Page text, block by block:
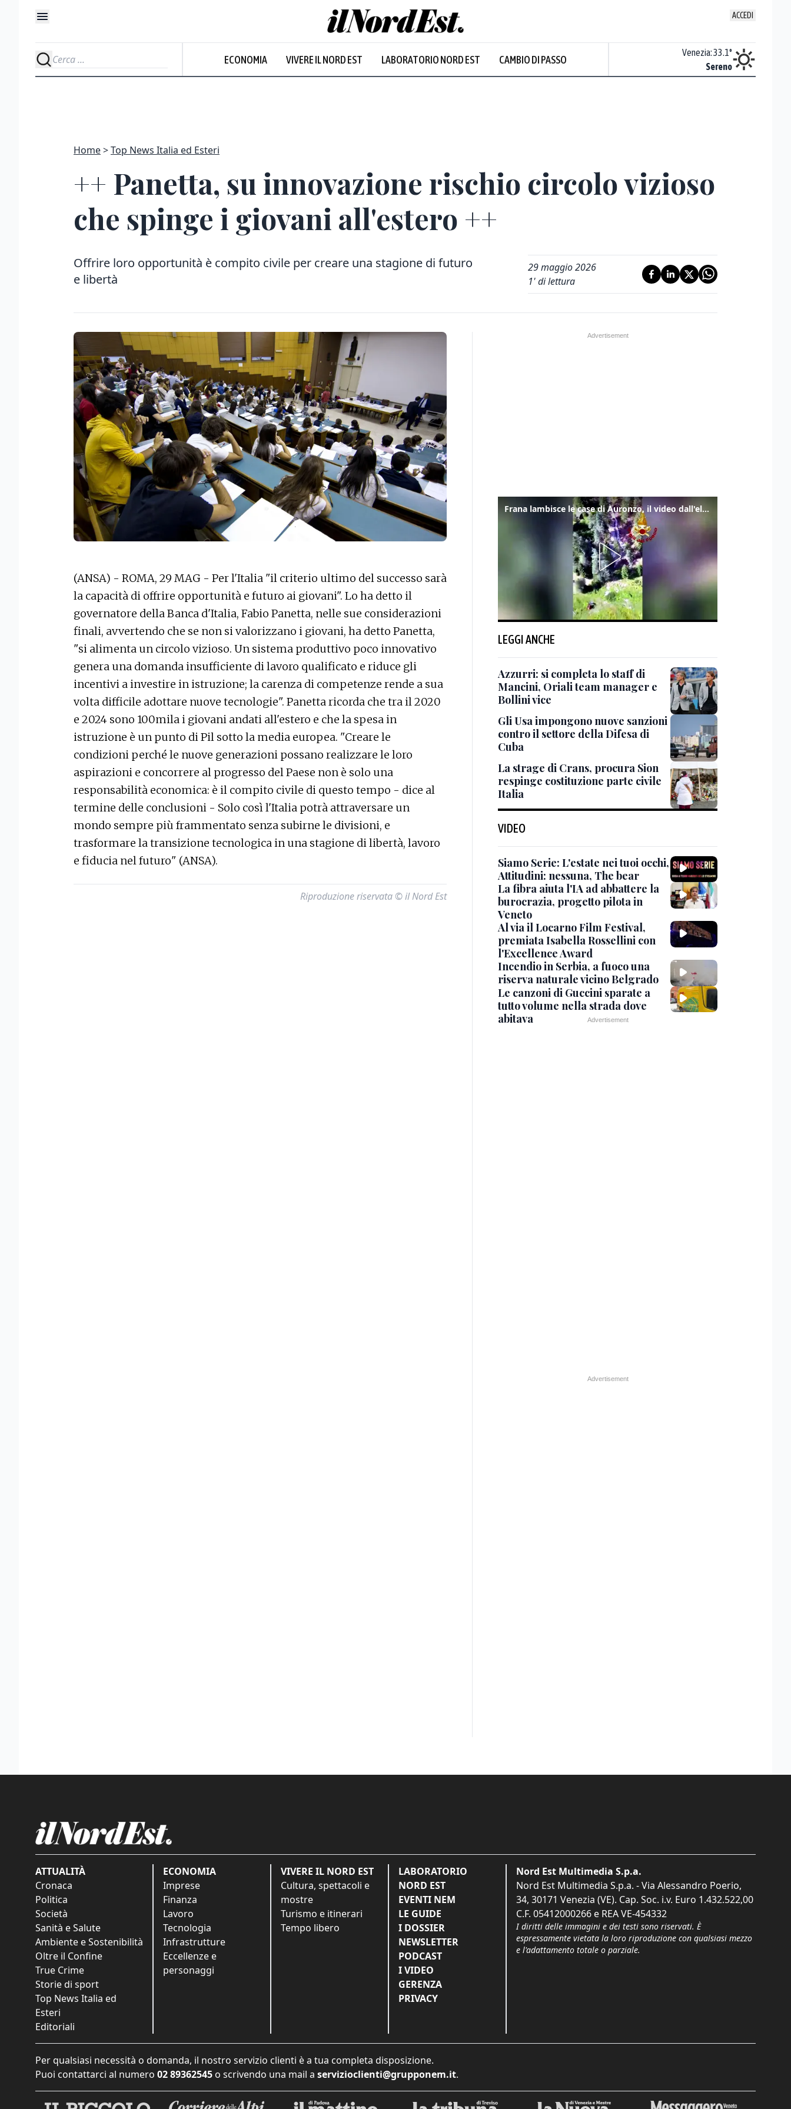
ACCEDI
ECONOMIA VIVERE IL NORD EST LABORATORIO NORD EST CAMBIO DI PASSO
Prevalentemente soleggiato
Venezia:33.1°
Sereno
Home Top News Italia ed Esteri
++ Panetta, su innovazione rischio circolo vizioso
che spinge i giovani all'estero ++
Offrire loro opportunità è compito civile per creare una stagione di futuro
e libertà
29 maggio 2026
1' di lettura
(ANSA) - ROMA, 29 MAG - Per l'Italia "il criterio ultimo del successo sarà
la capacità di offrire opportunità e futuro ai giovani". Lo ha detto il
governatore della Banca d'Italia, Fabio Panetta, nelle sue considerazioni
finali, avvertendo che se non si valorizzano i giovani, ha detto Panetta,
"si alimenta un circolo vizioso. Un sistema produttivo poco innovativo
genera una domanda insufficiente di lavoro qualificato e riduce gli
incentivi a investire in istruzione; la carenza di competenze rende a sua
volta difficile adottare nuove tecnologie". Panetta ricorda che tra il 2020
e 2024 sono 100mila i giovani andati all'estero e che la spesa in
istruzione è un punto di Pil sotto la media europea. "Creare le
condizioni perché le nuove generazioni possano realizzare le loro
aspirazioni e concorrere al progresso del Paese non è solo una
responsabilità economica: è il compito civile di questo tempo - dice al
termine delle conclusioni - Solo così l'Italia potrà attraversare un
mondo sempre più frammentato senza subirne le divisioni, e
trasformare la transizione tecnologica in una stagione di libertà, lavoro
e fiducia nel futuro" (ANSA).
Riproduzione riservata © il Nord Est
Frana lambisce le case di Auronzo, il video dall'elicottero dei vigili del fuoco
LEGGI ANCHE
Azzurri: si completa lo staff di
Mancini, Oriali team manager e
Bollini vice
Gli Usa impongono nuove sanzioni
contro il settore della Difesa di
Cuba
La strage di Crans, procura Sion
respinge costituzione parte civile
Italia
VIDEO
Siamo Serie: L'estate nei tuoi occhi,
Attitudini: nessuna, The bear
La fibra aiuta l'IA ad abbattere la
burocrazia, progetto pilota in
Veneto
Al via il Locarno Film Festival,
premiata Isabella Rossellini con
l'Excellence Award
Incendio in Serbia, a fuoco una
riserva naturale vicino Belgrado
Le canzoni di Guccini sparate a
tutto volume nella strada dove
abitava
ATTUALITÀ
Cronaca
Politica
Società
Sanità e Salute
Ambiente e Sostenibilità
Oltre il Confine
True Crime
Storie di sport
Top News Italia ed
Esteri
Editoriali
ECONOMIA
Imprese
Finanza
Lavoro
Tecnologia
Infrastrutture
Eccellenze e
personaggi
VIVERE IL NORD EST
Cultura, spettacoli e
mostre
Turismo e itinerari
Tempo libero
LABORATORIO
NORD EST
EVENTI NEM
LE GUIDE
I DOSSIER
NEWSLETTER
PODCAST
I VIDEO
GERENZA
PRIVACY
Nord Est Multimedia S.p.a.
Nord Est Multimedia S.p.a. - Via Alessandro Poerio,
34, 30171 Venezia (VE). Cap. Soc. i.v. Euro 1.432.522,00
C.F. 05412000266 e REA VE-454332
I diritti delle immagini e dei testi sono riservati. È
espressamente vietata la loro riproduzione con qualsiasi mezzo
e l'adattamento totale o parziale.
Per qualsiasi necessità o domanda, il nostro servizio clienti è a tua completa disposizione.
Puoi contattarci al numero 02 89362545 o scrivendo una mail a servizioclienti@grupponem.it.